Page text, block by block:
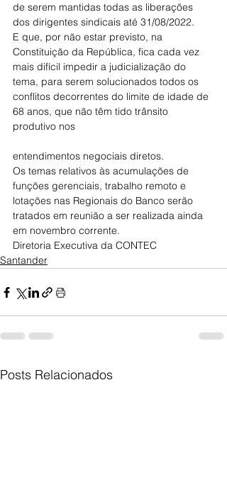
de serem mantidas todas as liberações
dos dirigentes sindicais até 31/08/2022.
E que, por não estar previsto, na
Constituição da República, fica cada vez
mais difícil impedir a judicialização do
tema, para serem solucionados todos os
conflitos decorrentes do limite de idade de
68 anos, que não têm tido trânsito
produtivo nos
entendimentos negociais diretos.
Os temas relativos às acumulações de
funções gerenciais, trabalho remoto e
lotações nas Regionais do Banco serão
tratados em reunião a ser realizada ainda
em novembro corrente.
Diretoria Executiva da CONTEC
Santander
Posts Relacionados